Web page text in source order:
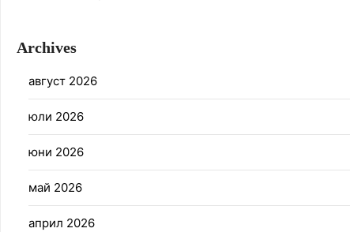
Archives
август 2026
юли 2026
юни 2026
май 2026
април 2026